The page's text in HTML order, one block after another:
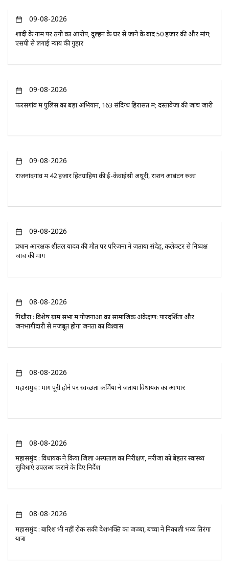
09-08-2026
शादी के नाम पर ठगी का आरोप, दुल्हन के घर से जाने के बाद 50 हजार की और मांग;
एसपी से लगाई न्याय की गुहार
09-08-2026
फरसगांव में पुलिस का बड़ा अभियान, 163 संदिग्ध हिरासत में; दस्तावेजों की जांच जारी
09-08-2026
राजनांदगांव में 42 हजार हितग्राहियों की ई-केवाईसी अधूरी, राशन आबंटन रुका
09-08-2026
प्रधान आरक्षक शीतल यादव की मौत पर परिजनों ने जताया संदेह, कलेक्टर से निष्पक्ष
जांच की मांग
08-08-2026
पिथौरा : विशेष ग्राम सभा में योजनाओं का सामाजिक अंकेक्षण: पारदर्शिता और
जनभागीदारी से मजबूत होगा जनता का विश्वास
08-08-2026
महासमुंद : मांग पूरी होने पर स्वच्छता कर्मियों ने जताया विधायक का आभार
08-08-2026
महासमुंद : विधायक ने किया जिला अस्पताल का निरीक्षण, मरीजों को बेहतर स्वास्थ्य
सुविधाएं उपलब्ध कराने के दिए निर्देश
08-08-2026
महासमुंद : बारिश भी नहीं रोक सकी देशभक्ति का जज्बा, बच्चों ने निकाली भव्य तिरंगा
यात्रा